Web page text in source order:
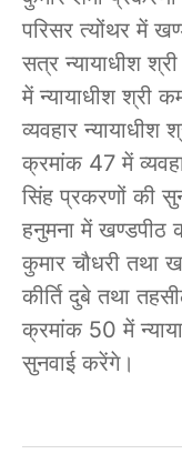
परिसर त्योंथर में
सत्र न्यायाधीश
में न्यायाधीश श्री
व्यवहार न्यायाधीश
क्रमांक 47 में
सिंह प्रकरणों की
हनुमना में खण्डपीठ
कुमार चौधरी तथा
कीर्ति दुबे तथा
क्रमांक 50 में
सुनवाई करेंगे।